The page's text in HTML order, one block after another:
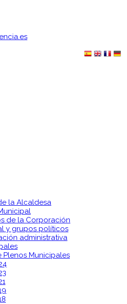
la Alcaldesa
de la Corporación
y grupos políticos
administrativa
Plenos Municipales